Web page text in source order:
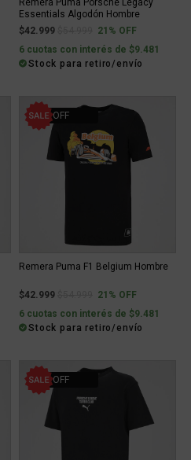
Remera Puma Porsche Legacy
Essentials Algodón Hombre
$42.999
Price reduced from
to21% OFF
6 cuotas con interés de $9.481
Stock para retiro/envío
21% OFF
Remera Puma F1 Belgium Hombre
$42.999 Price reduced from
to21% OFF
6 cuotas con interés de $9.481
Stock para retiro/envío
21% OFF